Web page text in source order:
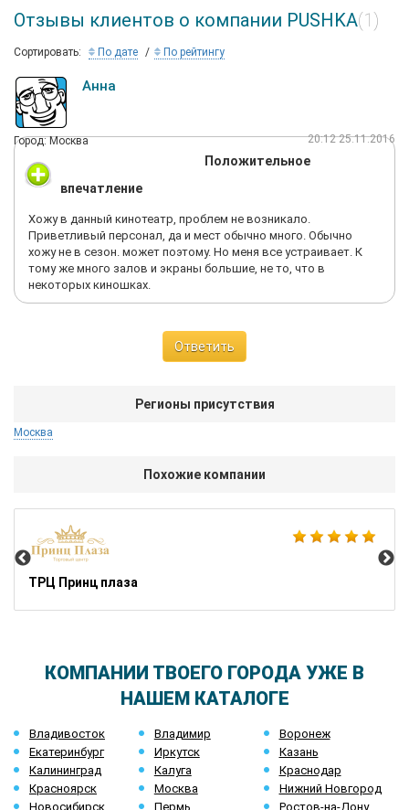
Отзывы клиентов о компании PUSHKA(1)
Сортировать: По дате По рейтингу
Анна
Город: Москва 20:12 25.11.2016
Положительное
впечатление
Хожу в данный кинотеатр, проблем не возникало.
Приветливый персонал, да и мест обычно много. Обычно
хожу не в сезон. может поэтому. Но меня все устраивает. К
тому же много залов и экраны большие, не то, что в
некоторых киношках.
Ответить
Регионы присутствия
Москва
Похожие компании
ТРЦ Принц плаза
КОМПАНИИ ТВОЕГО ГОРОДА УЖЕ В
НАШЕМ КАТАЛОГЕ
Владивосток Владимир
Воронеж
Екатеринбург
Иркутск
Казань
Калининград
Калуга
Краснодар
Красноярск
Москва
Нижний Новгород
Новосибирск
Пермь Ростов-на-Дону